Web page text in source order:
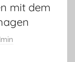
mit dem